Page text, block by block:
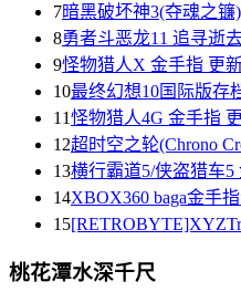
7暗黑破坏神3(夺魂之
8勇者斗恶龙11 追寻逝
9怪物猎人X 金手指 更
10最终幻想10国际版存
11怪物猎人4G 金手指
12超时空之轮(Chrono
13横行霸道5/侠盗猎车5
14XBOX360 baga金手
15
桃花潭水深千尺